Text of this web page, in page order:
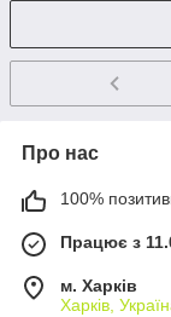
Про нас
100%
Працює з
м. Харків
Харків,